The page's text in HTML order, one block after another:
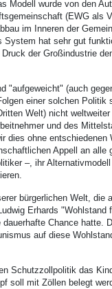
Modell wurde von den
(EWG als
im Inneren der
System hat sehr gut
der Großindustrie
"aufgeweicht" (auch
einer solchen Politik
Welt) nicht
und des
dies ohne entschiedenen
Appell an alle
–, ihr
bürgerlichen Welt, die
Erhards "Wohlstand
Chance hatte.
auf diese
Schutzzollpolitik das
soll mit Zöllen belegt